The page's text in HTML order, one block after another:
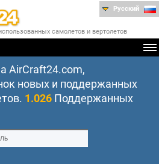
самолетов и вертолетов
Русский
AirCraft24.com,
новых и поддержанных
1.026 Поддержанных